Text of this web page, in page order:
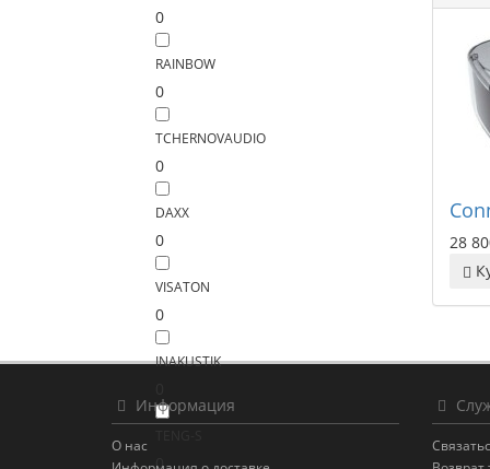
0
RAINBOW
0
TCHERNOVAUDIO
0
DAXX
0
VISATON
0
INAKUSTIK
0
28
Информация
О нас